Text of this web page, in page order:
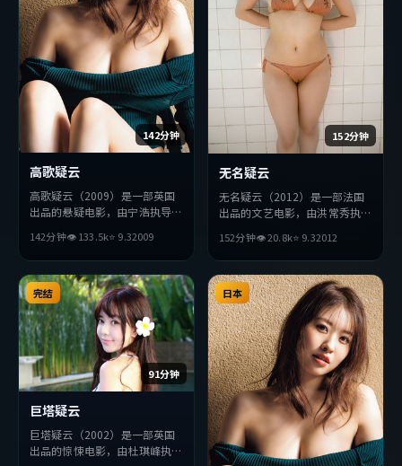
142分钟
高歌疑云
高歌疑云（2009）是一部英国
出品的悬疑电影，由宁浩执导，
演。影片在叙事与视听上力求突
破，探讨人性与抉择，节奏张弛
有度，适合喜欢该类型的观众完
整观看。
142分钟👁133.5k⭐ 9.32009
152分钟
无名疑云
无名疑云（2012）是一部法国
出品的文艺电影，由洪常秀执
主演。影片在叙事与视听上力求
突破，探讨人性与抉择，节奏张
弛有度，适合喜欢该类型的观众
完整观看。
152分钟👁20.8k⭐ 9.32012
91分钟
完结
巨塔疑云
巨塔疑云（2002）是一部英国
出品的惊悚电影，由杜琪峰执
日本